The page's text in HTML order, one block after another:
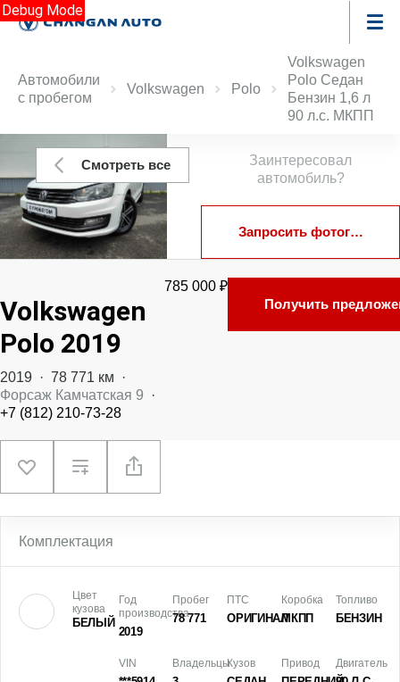
Debug Mode
Автомобили
с пробегом
Volkswagen Polo
Volkswagen
Polo Седан
Бензин 1,6 л
90 л.с. МКПП
Смотреть все
Заинтересовал
автомобиль?
Запросить фотографии
Volkswagen
Polo 2019
785 000 ₽
2019 · 78 771 км ·
Форсаж Камчатская 9 ·
+7 (812) 210-73-28
Получить
Комплектация
Цвет
кузова
БЕЛЫЙ
Год
производства
2019
Пробег
78 771
ПТС
ОРИГИНАЛ
Коробка
МКПП
Топливо
БЕНЗИН
VIN ВладельцыКузов Привод Двигатель